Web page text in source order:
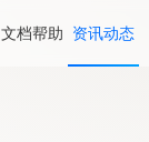
文档帮助 资讯动态